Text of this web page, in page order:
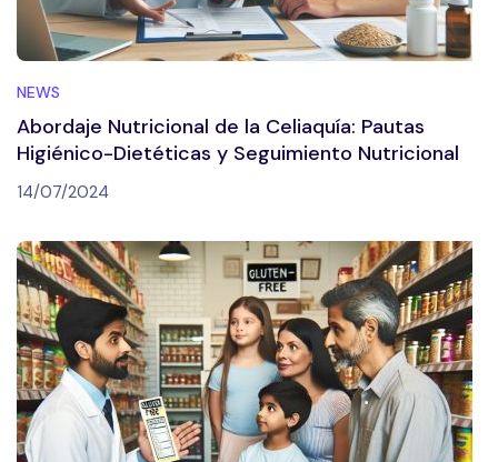
NEWS
Abordaje Nutricional de la Celiaquía: Pautas
Higiénico-Dietéticas y Seguimiento Nutricional
14/07/2024